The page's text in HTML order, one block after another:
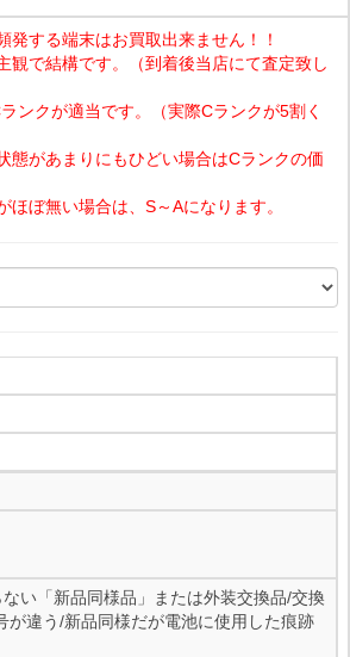
する端末はお買取出来ません！！
観で結構です。（到着後当店にて査定致し
ンクが適当です。（実際Cランクが5割く
態があまりにもひどい場合はCランクの価
ぼ無い場合は、S～Aになります。
い「新品同様品」または外装交換品/交換
が違う/新品同様だが電池に使用した痕跡